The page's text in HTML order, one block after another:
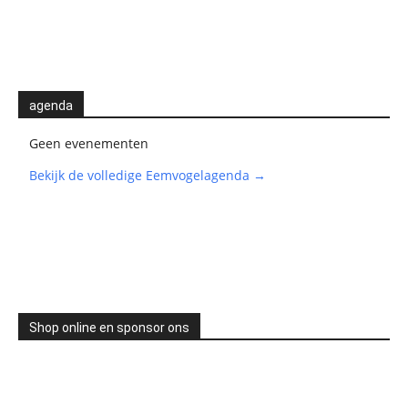
agenda
Geen evenementen
Bekijk de volledige Eemvogelagenda →
Shop online en sponsor ons